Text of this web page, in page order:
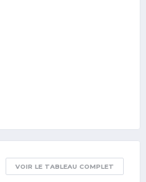
VOIR LE TABLEAU COMPLET